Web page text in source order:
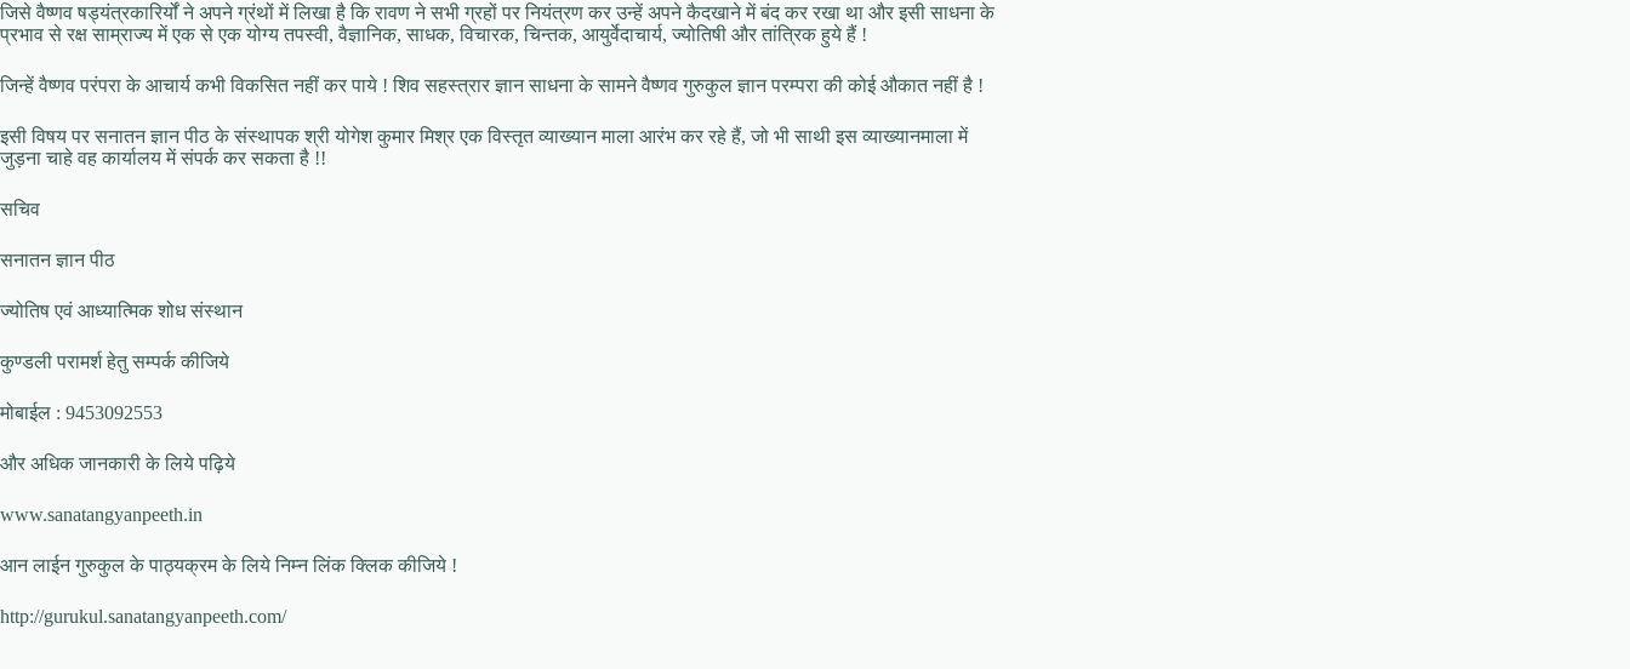
जिसे वैष्णव षड्यंत्रकारिर्यों ने अपने ग्रंथों में लिखा है कि रावण ने सभी ग्रहों पर नियंत्रण कर उन्हें अपने कैदखाने में बंद कर रखा था और इसी साधना के
प्रभाव से रक्ष साम्राज्य में एक से एक योग्य तपस्वी, वैज्ञानिक, साधक, विचारक, चिन्तक, आयुर्वेदाचार्य, ज्योतिषी और तांत्रिक हुये हैं !
जिन्हें वैष्णव परंपरा के आचार्य कभी विकसित नहीं कर पाये ! शिव सहस्त्रार ज्ञान साधना के सामने वैष्णव गुरुकुल ज्ञान परम्परा की कोई औकात नहीं है !
इसी विषय पर सनातन ज्ञान पीठ के संस्थापक श्री योगेश कुमार मिश्र एक विस्तृत व्याख्यान माला आरंभ कर रहे हैं, जो भी साथी इस व्याख्यानमाला में
जुड़ना चाहे वह कार्यालय में संपर्क कर सकता है !!
सचिव
सनातन ज्ञान पीठ
ज्योतिष एवं आध्यात्मिक शोध संस्थान
कुण्डली परामर्श हेतु सम्पर्क कीजिये
मोबाईल : 9453092553
और अधिक जानकारी के लिये पढ़िये
www.sanatangyanpeeth.in
आन लाईन गुरुकुल के पाठ्यक्रम के लिये निम्न लिंक क्लिक कीजिये !
http://gurukul.sanatangyanpeeth.com/